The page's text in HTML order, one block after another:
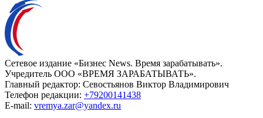
Сетевое издание «Бизнес News. Время зарабатывать».
Учредитель ООО «ВРЕМЯ ЗАРАБАТЫВАТЬ».
Главный редактор: Севостьянов Виктор Владимирович
Телефон редакции: +79200141438
E-mail: vremya.zar@yandex.ru